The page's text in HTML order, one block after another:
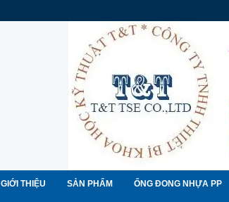
GIỚI THIỆU SẢN PHẨM ỐNG ĐONG NHỰA PP